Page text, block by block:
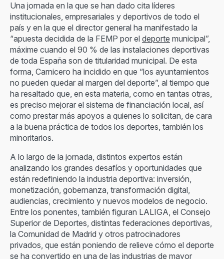
Una jornada en la que se han dado cita líderes
institucionales, empresariales y deportivos de todo el
país y en la que el director general ha manifestado la
“apuesta decidida de la FEMP por el deporte municipal”,
máxime cuando el 90 % de las instalaciones deportivas
de toda España son de titularidad municipal. De esta
forma, Carnicero ha incidido en que “los ayuntamientos
no pueden quedar al margen del deporte”, al tiempo que
ha resaltado que, en esta materia, como en tantas otras,
es preciso mejorar el sistema de financiación local, así
como prestar más apoyos a quienes lo solicitan, de cara
a la buena práctica de todos los deportes, también los
minoritarios.
A lo largo de la jornada, distintos expertos están
analizando los grandes desafíos y oportunidades que
están redefiniendo la industria deportiva: inversión,
monetización, gobernanza, transformación digital,
audiencias, crecimiento y nuevos modelos de negocio.
Entre los ponentes, también figuran LALIGA, el Consejo
Superior de Deportes, distintas federaciones deportivas,
la Comunidad de Madrid y otros patrocinadores
privados, que están poniendo de relieve cómo el deporte
se ha convertido en una de las industrias de mayor